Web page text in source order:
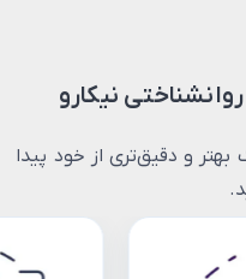
نیکارو
بهتر و دقیق‌تری از خود پیدا